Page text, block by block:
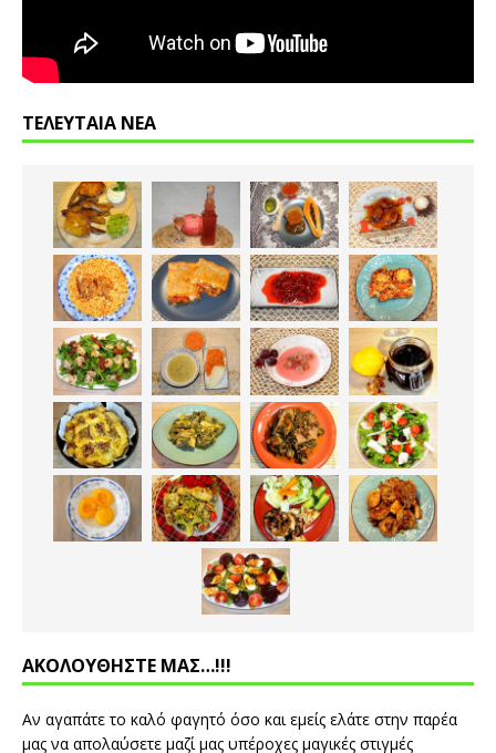
ΤΕΛΕΥΤΑΙΑ ΝΕΑ
ΑΚΟΛΟΥΘΗΣΤΕ ΜΑΣ…!!!
Αν αγαπάτε το καλό φαγητό όσο και εμείς ελάτε στην παρέα
μας να απολαύσετε μαζί μας υπέροχες μαγικές στιγμές